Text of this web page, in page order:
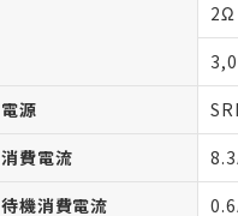
2Ω
電源
消費電流
待機消費電流